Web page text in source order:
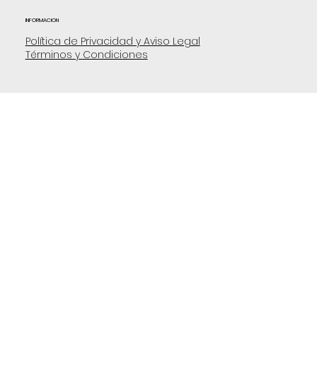
INFORMACION
Política de Privacidad y Aviso Legal
Términos y Condiciones